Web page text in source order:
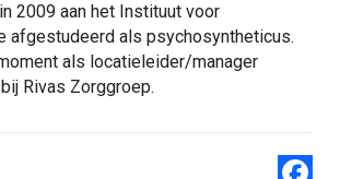
2009 aan het Instituut voor
afgestudeerd als psychosyntheticus.
als locatieleider/manager
Rivas Zorggroep.